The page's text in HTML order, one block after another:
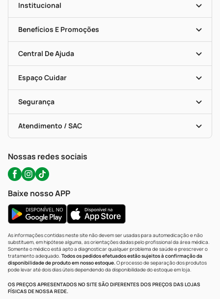
Institucional
História
Nossas Lojas
Mapa De Categorias
Blog Da PP
Seja Uma Loja Parceira
Benefícios E Promoções
Clube PP
Convênios
Programa Popular Do Brasil
Encarte De Ofertas
Dermaclub
Descontos De Laboratório (PBM)
Cupons E Ofertas
Central De Ajuda
Entrega
Recompra Programada
Compras Com Receita
Alomed (tele-Entrega)
Formas De Pagamento
Troca E Devolução
Bulas De A A Z
Políticas De Marketplace
Espaço Cuidar
Vacinas
Serviços Farmacêuticos
Testes Rápidos
Autoteste Covid-19
Segurança
Certificado De Segurança
Portal Da Privacidade
Atendimento / SAC
WhatsApp (47) 9202-1687
Nossas redes sociais
Baixe nosso APP
As informações contidas neste site não devem ser usadas para automedicação e não
substituem, em hipótese alguma, as orientações dadas pelo profissional da área médica.
Somente o médico está apto a diagnosticar qualquer problema de saúde e prescrever o
tratamento adequado. Todos os pedidos efetuados estão sujeitos à confirmação da
disponibilidade de produto em nosso estoque.O processo de separação dos produtos
pode levar até dois dias úteis dependendo da disponibilidade do estoque em loja.
OS PREÇOS APRESENTADOS NO SITE SÃO DIFERENTES DOS PREÇOS DAS LOJAS
FÍSICAS DE NOSSA REDE.